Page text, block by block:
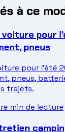
à ce
pour
pneus
pour l’été
pneus,
trajets.
min de lecture